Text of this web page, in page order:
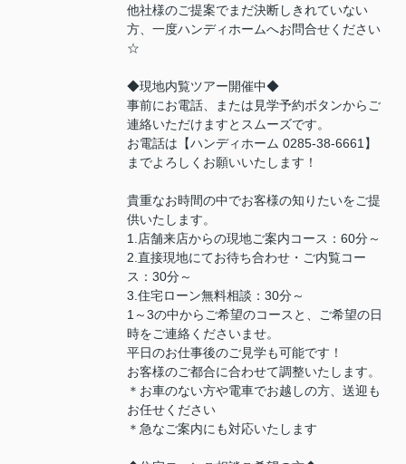
他社様のご提案でまだ決断しきれていない
方、一度ハンディホームへお問合せください
☆
◆現地内覧ツアー開催中◆
事前にお電話、または見学予約ボタンからご
連絡いただけますとスムーズです。
お電話は【ハンディホーム 0285-38-6661】
までよろしくお願いいたします！
貴重なお時間の中でお客様の知りたいをご提
供いたします。
1.店舗来店からの現地ご案内コース：60分～
2.直接現地にてお待ち合わせ・ご内覧コー
ス：30分～
3.住宅ローン無料相談：30分～
1～3の中からご希望のコースと、ご希望の日
時をご連絡くださいませ。
平日のお仕事後のご見学も可能です！
お客様のご都合に合わせて調整いたします。
＊お車のない方や電車でお越しの方、送迎も
お任せください
＊急なご案内にも対応いたします